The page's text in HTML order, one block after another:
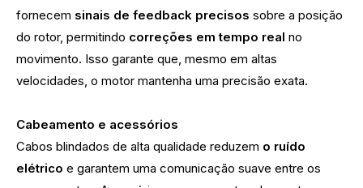
fornecem sinais de feedback precisos sobre a posição
do rotor, permitindo correções em tempo real no
movimento. Isso garante que, mesmo em altas
velocidades, o motor mantenha uma precisão exata.
Cabeamento e acessórios
Cabos blindados de alta qualidade reduzem o ruído
elétrico e garantem uma comunicação suave entre os